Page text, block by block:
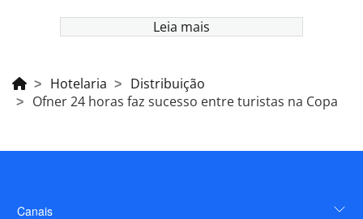
Leia mais
Hotelaria
Distribuição
Ofner 24 horas faz sucesso entre turistas na Copa
Canais